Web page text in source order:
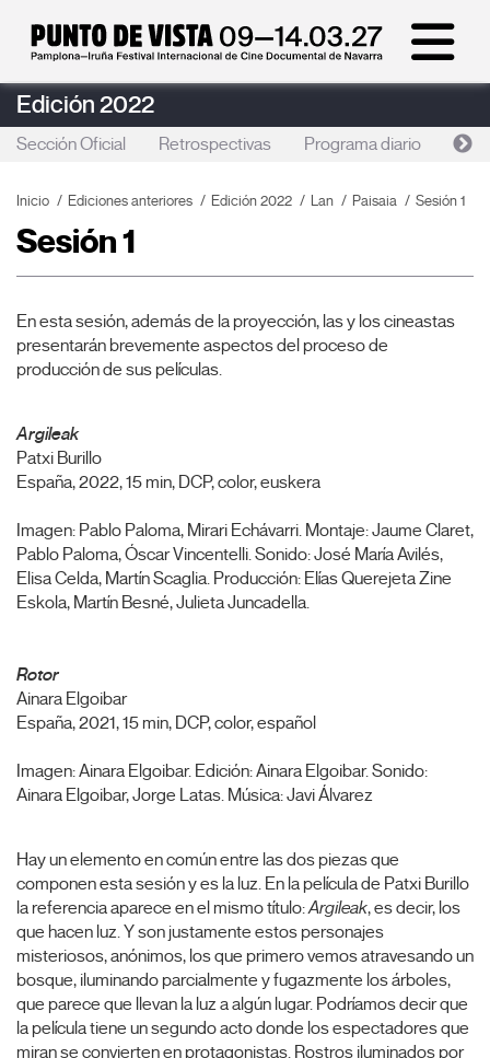
Edición 2022
Sección Oficial Retrospectivas Programa diario
Inicio Ediciones anteriores Edición 2022 Lan Paisaia Sesión 1
Sesión 1
En esta sesión, además de la proyección, las y los cineastas
presentarán brevemente aspectos del proceso de
producción de sus películas.
Argileak
Patxi Burillo
España, 2022, 15 min, DCP, color, euskera
Imagen: Pablo Paloma, Mirari Echávarri. Montaje: Jaume Claret,
Pablo Paloma, Óscar Vincentelli. Sonido: José María Avilés,
Elisa Celda, Martín Scaglia. Producción: Elías Querejeta Zine
Eskola, Martín Besné, Julieta Juncadella.
Rotor
Ainara Elgoibar
España, 2021, 15 min, DCP, color, español
Imagen: Ainara Elgoibar. Edición: Ainara Elgoibar. Sonido:
Ainara Elgoibar, Jorge Latas. Música: Javi Álvarez
Hay un elemento en común entre las dos piezas que
componen esta sesión y es la luz. En la película de Patxi Burillo
la referencia aparece en el mismo título:Argileak, es decir, los
que hacen luz. Y son justamente estos personajes
misteriosos, anónimos, los que primero vemos atravesando un
bosque, iluminando parcialmente y fugazmente los árboles,
que parece que llevan la luz a algún lugar. Podríamos decir que
la película tiene un segundo acto donde los espectadores que
miran se convierten en protagonistas. Rostros iluminados por